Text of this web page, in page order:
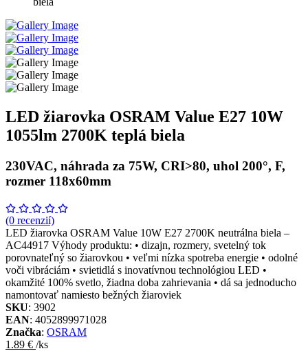
LED žiarovka OSRAM Value E27 10W
1055lm 2700K teplá biela
230VAC, náhrada za 75W, CRI>80, uhol 200°, F,
rozmer 118x60mm
(0 recenzií)
LED žiarovka OSRAM Value 10W E27 2700K neutrálna biela –
AC44917 Výhody produktu: • dizajn, rozmery, svetelný tok
porovnateľný so žiarovkou • veľmi nízka spotreba energie • odolné
voči vibráciám • svietidlá s inovatívnou technológiou LED •
okamžité 100% svetlo, žiadna doba zahrievania • dá sa jednoducho
namontovať namiesto bežných žiaroviek
SKU: 3902
EAN: 4052899971028
Značka: OSRAM
1.89 € /ks